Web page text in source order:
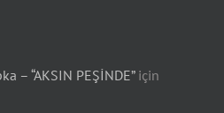
– “AKSIN PEŞİNDE”için